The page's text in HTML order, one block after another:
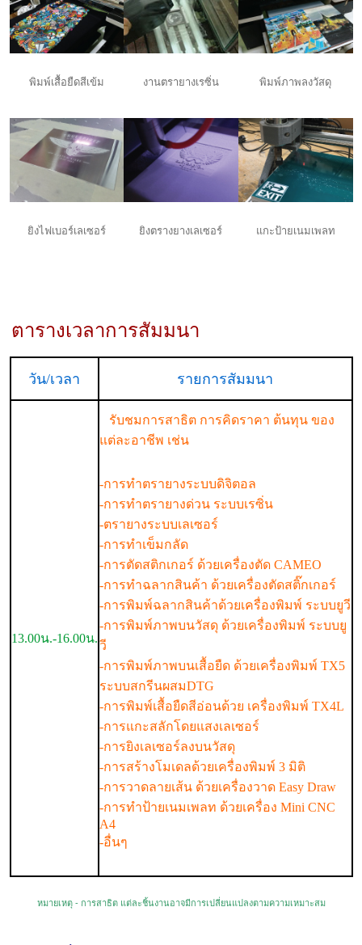
พิมพ์เสื้อยืดสีเข้ม งานตรายางเรซิ่น พิมพ์ภาพลงวัสดุ
ยิงไฟเบอร์เลเซอร์ ยิงตรางยางเลเซอร์ แกะป้ายเนมเพลท
ตารางเวลาการสัมมนา
วัน/เวลา รายการสัมมนา
13.00น.-16.00น.
รับชมการสาธิต การคิดราคา ต้นทุน ของ
แต่ละอาชีพ เช่น
-การทำตรายางระบบดิจิตอล
-การทำตรายางด่วน ระบบเรซิ่น
-ตรายางระบบเลเซอร์
-การทำเข็มกลัด
-การตัดสติกเกอร์ ด้วยเครื่องตัด CAMEO
-การทำฉลากสินค้า ด้วยเครื่องตัดสติ๊กเกอร์
-การพิมพ์ฉลากสินค้าด้วยเครื่องพิมพ์ ระบบยูวี
-การพิมพ์ภาพบนวัสดุ ด้วยเครื่องพิมพ์ ระบบยู
วี
-การพิมพ์ภาพบนเสื้อยืด ด้วยเครื่องพิมพ์ TX5
ระบบสกรีนผสมDTG
-การพิมพ์เสื้อยืดสีอ่อนด้วย เครื่องพิมพ์ TX4L
-การแกะสลักโดยแสงเลเซอร์
-การยิงเลเซอร์ลงบนวัสดุ
-การสร้างโมเดลด้วยเครื่องพิมพ์ 3 มิติ
-การวาดลายเส้น ด้วยเครื่องวาด Easy Draw
-การทำป้ายเนมเพลท ด้วยเครื่อง Mini CNC
A4
-อื่นๆ
หมายเหตุ - การสาธิต แต่ละชิ้นงานอาจมีการเปลี่ยนแปลงตามความเหมาะสม